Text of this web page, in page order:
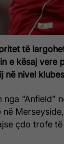
të
e kësaj vere
në nivel
“Anfield”
çdo trofe të